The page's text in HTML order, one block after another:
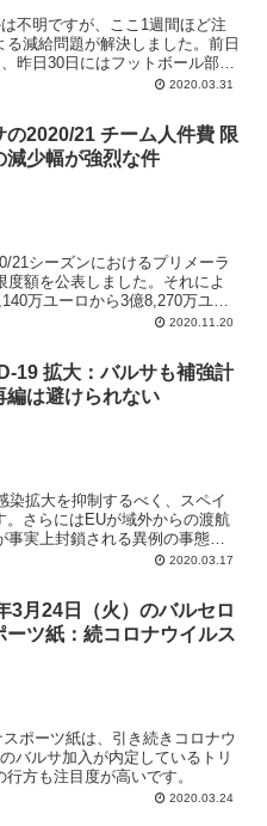
不明ですが、ここ1週間ほど注
減給問題が解決しました。前日
昨日30日にはフットボール部も
が代表して声明を発表していま
2020.03.31
の2020/21 チーム人件費 限
減少幅が強烈な件
21シーズンにおけるプリメーラ
度額を公表しました。それによ
万ユーロから3億8,270万ユー
万ユーロにも及び、43％の減
2020.11.20
19 拡大：バルサも補強計
編は避けられない
染拡大を抑制するべく、スペイ
さらにはEUが域外からの渡航
実上封鎖される異例の事態に
しょう）。こうなると経済的な
2020.03.17
3月24日（火）のバルセロ
ーツ紙：続コロナウイルス
ポーツ紙は、引き続きコロナウ
バルサ加入が内定しているトリ
方も注目度が高いです。
2020.03.24